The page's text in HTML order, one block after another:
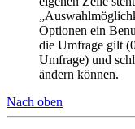
Optionen ein
die Umfrage gilt
Umfrage) und
ändern können.
Nach oben